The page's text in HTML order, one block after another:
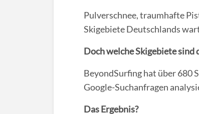
Pulverschnee, traumhafte
Skigebiete Deutschlands
Doch welche Skigebiete sind
BeyondSurfing hat über 680
Google-Suchanfragen
Das Ergebnis?